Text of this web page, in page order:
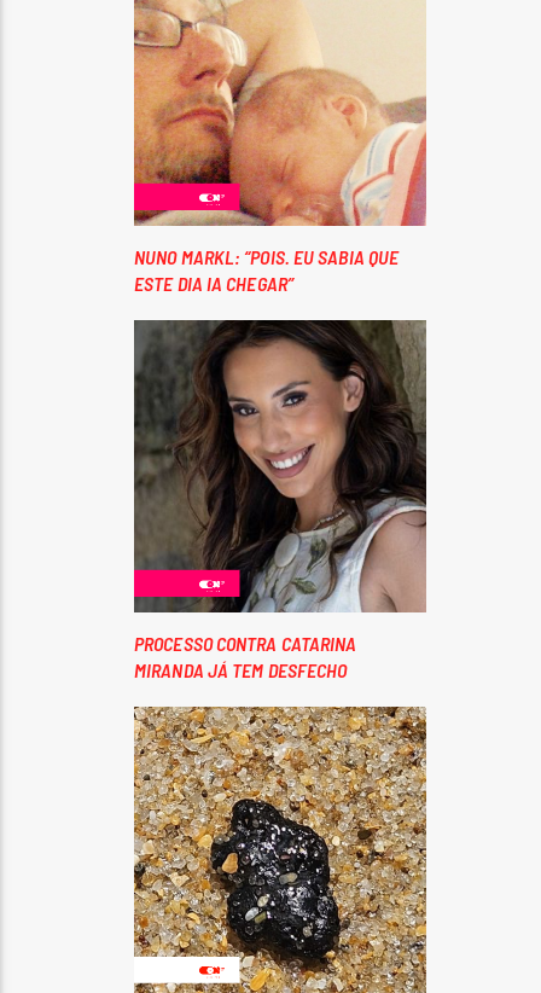
NUNO MARKL: “POIS. EU SABIA QUE
ESTE DIA IA CHEGAR”
PROCESSO CONTRA CATARINA
MIRANDA JÁ TEM DESFECHO